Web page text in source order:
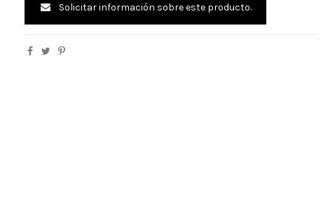
Solicitar información sobre este producto.